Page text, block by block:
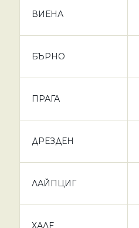
ВИЕНА
БЪРНО
ПРАГА
ДРЕЗДЕН
ЛАЙПЦИГ
ХАЛЕ